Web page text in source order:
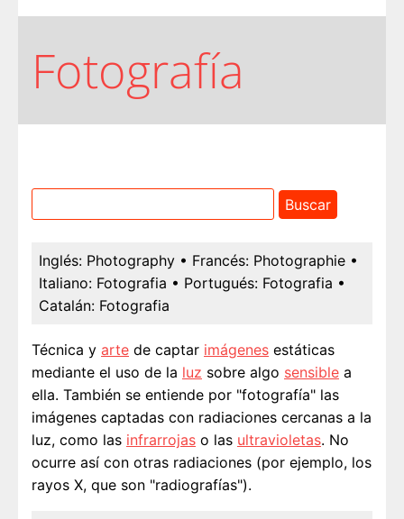
Fotografía
Inglés: Photography • Francés: Photographie •
Italiano: Fotografia • Portugués: Fotografia •
Catalán: Fotografia
Técnica y arte de captar imágenes estáticas
mediante el uso de la luz sobre algo sensible a
ella. También se entiende por "fotografía" las
imágenes captadas con radiaciones cercanas a la
luz, como las infrarrojas o las ultravioletas. No
ocurre así con otras radiaciones (por ejemplo, los
rayos X, que son "radiografías").